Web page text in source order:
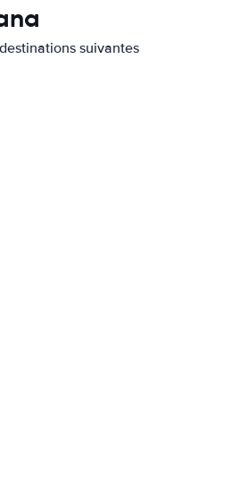
suivantes